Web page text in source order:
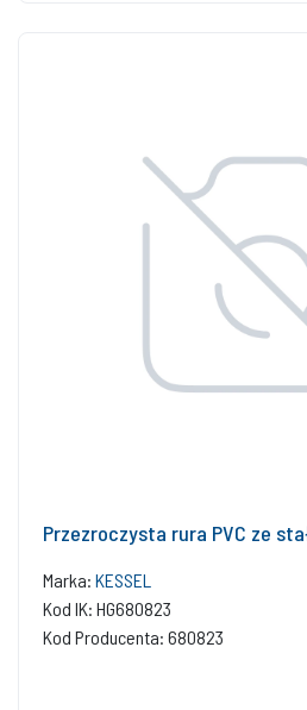
Przezroczysta rura PVC ze
Marka: KESSEL
Kod IK: HG680823
Kod Producenta: 680823